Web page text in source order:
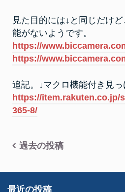
見た目的には↓と同じだけ
能がないようです。
https://
https://
追記。↓マクロ機能付き見っ
https://item.rakuten.co.jp/
365-8/
投
ナ
過去の投稿
最近の投稿